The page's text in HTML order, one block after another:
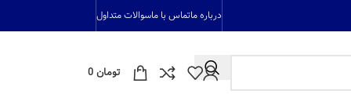
درباره ماتماس با ماسوالات متداول
تومان